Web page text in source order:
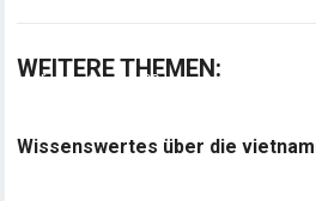
WEITERE THEMEN:
Wissenswertes über die